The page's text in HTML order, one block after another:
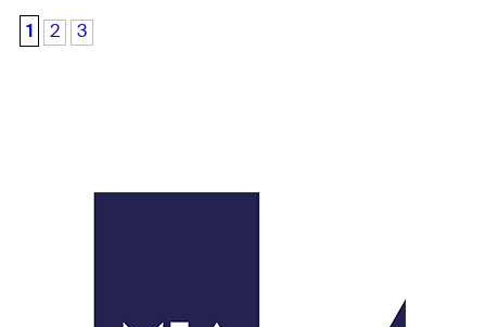
1 2 3